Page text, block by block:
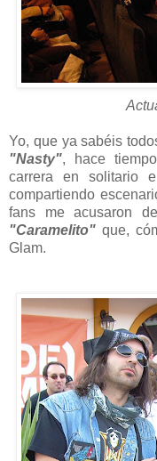
Yo, que ya sabéis
"Nasty", hace
carrera en solitario
compartiendo
fans me acusaron
"Caramelito" que,
Glam.